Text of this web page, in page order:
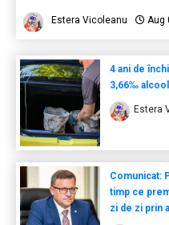
Estera Vicoleanu Aug
4 ani de
3,66‰
Estera
Comunicat:
timp ce
zi de zi prin